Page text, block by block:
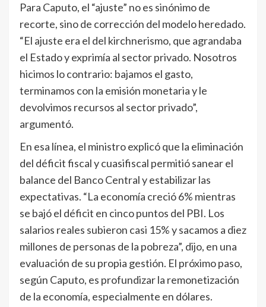
Para Caputo, el “ajuste” no es sinónimo de
recorte, sino de corrección del modelo heredado.
“El ajuste era el del kirchnerismo, que agrandaba
el Estado y exprimía al sector privado. Nosotros
hicimos lo contrario: bajamos el gasto,
terminamos con la emisión monetaria y le
devolvimos recursos al sector privado”,
argumentó.
En esa línea, el ministro explicó que la eliminación
del déficit fiscal y cuasifiscal permitió sanear el
balance del Banco Central y estabilizar las
expectativas. “La economía creció 6% mientras
se bajó el déficit en cinco puntos del PBI. Los
salarios reales subieron casi 15% y sacamos a diez
millones de personas de la pobreza”, dijo, en una
evaluación de su propia gestión. El próximo paso,
según Caputo, es profundizar la remonetización
de la economía, especialmente en dólares.